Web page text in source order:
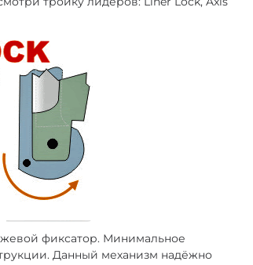
фиксатор. Минимальное
Данный механизм надёжно